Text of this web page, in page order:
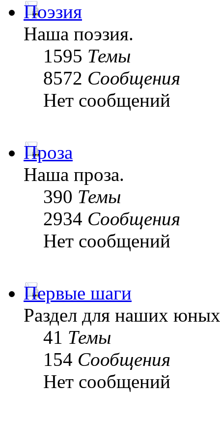
Поэзия
Наша поэзия.
1595 Темы
8572 Сообщения
Нет сообщений
Проза
Наша проза.
390 Темы
2934 Сообщения
Нет сообщений
Первые шаги
Раздел для наших
41 Темы
154 Сообщения
Нет сообщений